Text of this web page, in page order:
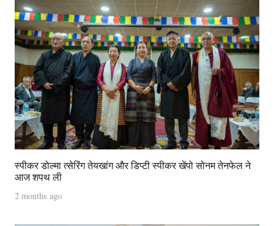
स्पीकर डोल्मा त्सेरिंग तेयखांग और डिप्टी स्पीकर खेंपो सोनम तेनफेल ने
आज शपथ ली
2 months ago